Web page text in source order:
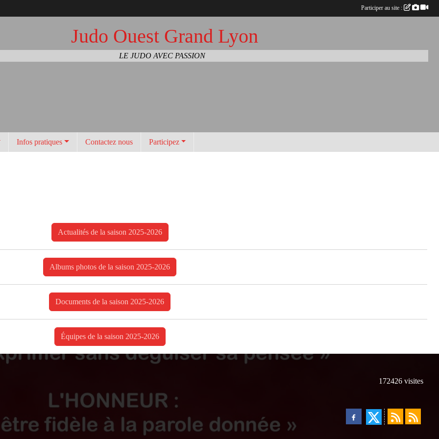
Judo Ouest Grand Lyon
LE JUDO AVEC PASSION
Infos pratiques Contactez nous Participez
Actualités de la saison 2025-2026
Albums photos de la saison 2025-2026
Documents de la saison 2025-2026
Équipes de la saison 2025-2026
172426 visites
Participer au site :